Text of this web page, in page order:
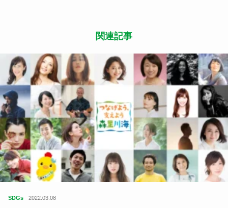
関連記事
SDGs 2022.03.08